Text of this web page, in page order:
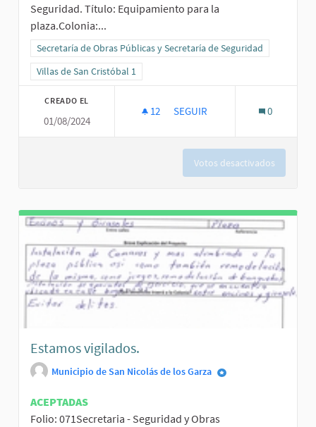
Seguridad. Título: Equipamiento para la
plaza.Colonia:...
Resultados al filtrar por la categoría: Secretaría de Obras Públicas
Secretaría de Obras Públicas y Secretaría de Seguridad
Resultados al filtrar por el ámbito: Villas de San Cristóbal 1
Villas de San Cristóbal 1
CREADO EL
01/08/2024
12 12 SEGUIDORAS
SEGUIR 0
Votos desactivados
Estamos vigilados.
Municipio de San Nicolás de los Garza
ACEPTADAS
Folio: 071Secretaria - Seguridad y Obras